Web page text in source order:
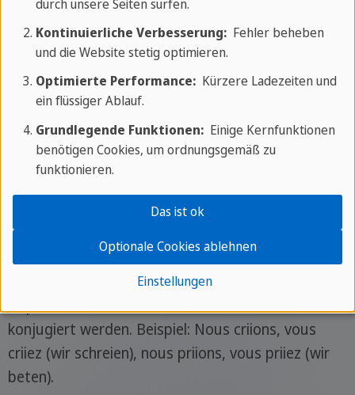
Er/Sie/Es -ait
Wir -ions dansions
Ihr -iez dansiez
Hinweis:
aufeinanderfolgenden "i"s oder mit einem "
gefolgt von einem "i" geschrieben, wenn sie im
konjugiert werden. Beispiel: Nous criions, vous
criiez (wir schreien), nous priions, vous priiez (wir
beten).
durch unsere Seiten surfen.
Kontinuierliche Verbesserung:Fehler beheben
und die Website stetig optimieren.
Optimierte Performance:Kürzere Ladezeiten und
ein flüssiger Ablauf.
Grundlegende Funktionen:Einige Kernfunktionen
benötigen Cookies, um ordnungsgemäß zu
funktionieren.
Einstellungen
Optionale Cookies ablehnen
Das ist ok